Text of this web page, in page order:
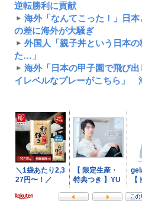
逆転勝利に貢献
海外「なんてこった！」日
の差に海外が大騒ぎ
外国人「親子丼という日本
た…」
海外「日本の甲子園で飛び
イレベルなプレーがこちら」